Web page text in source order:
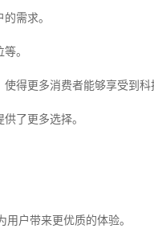
需求。
。
得更多消费者能够享受到科
了更多选择。
户带来更优质的体验。